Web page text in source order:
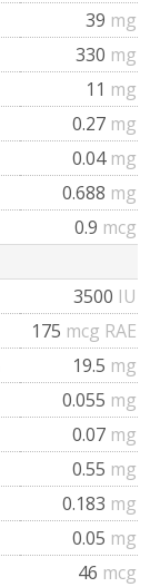
39 mg
330 mg
11 mg
0.27 mg
0.04 mg
0.688 mg
0.9 mcg
3500 IU
175 mcg RAE
19.5 mg
0.055 mg
0.07 mg
0.55 mg
0.183 mg
0.05 mg
46 mcg